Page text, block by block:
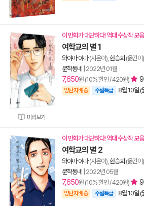
미리보기
이 만화가 대단하다! 역대 수상작 모음
여학교의 별 1
와야마 야마(지은이), 현승희 (옮긴이)
문학동네
2022년 01월
7,650원 (10% 할인 / 420원)
양탄자배송 주말특급 8월 10일 (
이 만화가 대단하다! 역대 수상작 모음
여학교의 별 2
와야마 야마(지은이), 현승희 (옮긴이)
문학동네
2022년 05월
7,650원 (10% 할인 / 420원)
양탄자배송 주말특급 8월 10일 (